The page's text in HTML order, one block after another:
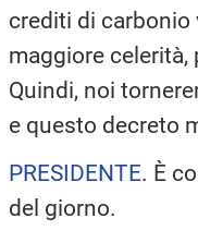
crediti di carbonio
maggiore
Quindi, noi
e questo decreto
PRESIDENTE. È
del giorno.